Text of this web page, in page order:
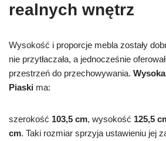
realnych wnętrz
Wysokość i proporcje mebla zostały
nie przytłaczała, a jednocześnie
przestrzeń do przechowywania.
Piaski ma:
szerokość 103,5 cm, wysokość 125,5
cm. Taki rozmiar sprzyja ustawieniu jej